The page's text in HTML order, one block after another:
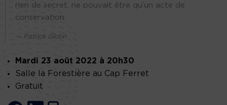
rien de secret, ne pouvait être qu’un acte de
conservation.
Patrick Glotin
Mardi 23 août 2022 à 20h30
Salle la Forestière au Cap Ferret
Gratuit